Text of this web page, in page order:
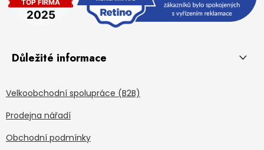
Důležité informace
Velkoobchodní spolupráce (B2B)
Prodejna nářadí
Obchodní podmínky